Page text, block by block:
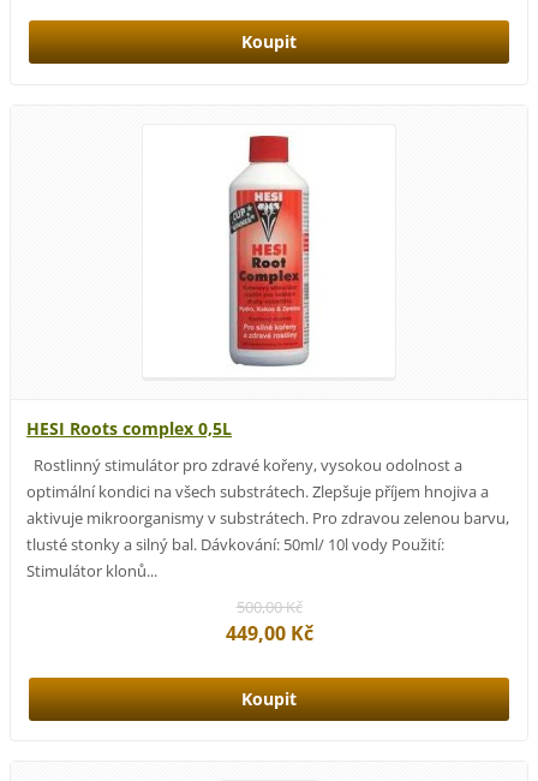
HESI Roots complex 0,5L
Rostlinný stimulátor pro zdravé kořeny, vysokou odolnost a
optimální kondici na všech substrátech. Zlepšuje příjem hnojiva a
aktivuje mikroorganismy v substrátech. Pro zdravou zelenou barvu,
tlusté stonky a silný bal. Dávkování: 50ml/ 10l vody Použití:
Stimulátor klonů...
500,00 Kč
449,00 Kč